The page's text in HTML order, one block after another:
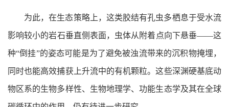
为此，在生态策略上，这类胶结有孔虫多栖息于受水流
影响较小的岩石垂直侧表面，虫体从附着点向下悬垂——这
种“倒挂”的姿态可能是为了避免被浊流带来的沉积物掩埋，
同时也能高效捕获上升流中的有机颗粒。这些深渊硬基底动
物区系的生物多样性、生物地理学、功能生态学及其在全球